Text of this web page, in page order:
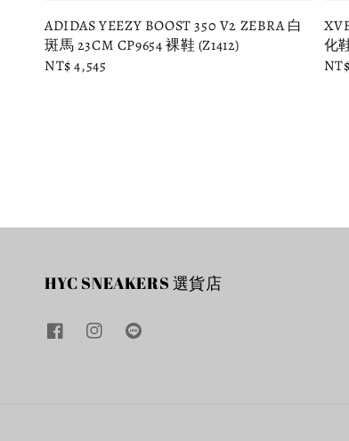
ADIDAS YEEZY BOOST 350 V2 ZEBRA 白
斑馬 23CM CP9654 裸鞋 (Z1412)
Regular
NT$ 4,545
化
HYC SNEAKERS 選貨店